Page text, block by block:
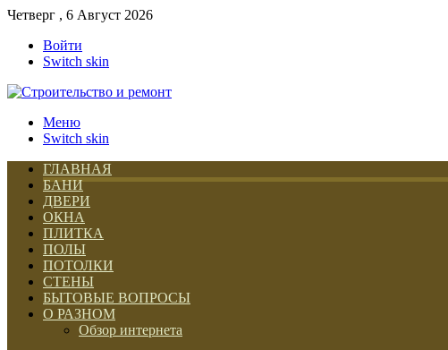
Четверг , 6 Август 2026
Войти
Switch skin
Меню
Switch skin
ГЛАВНАЯ
БАНИ
ДВЕРИ
ОКНА
ПЛИТКА
ПОЛЫ
ПОТОЛКИ
СТЕНЫ
БЫТОВЫЕ ВОПРОСЫ
О РАЗНОМ
Обзор интернета